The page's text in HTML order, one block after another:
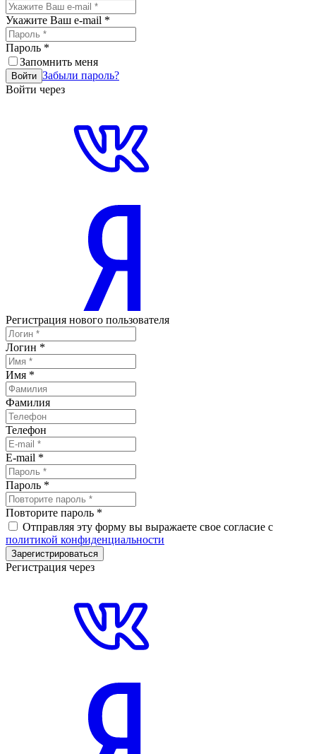
Укажите Ваш e-mail *
Пароль *
Запомнить меня
Войти Забыли пароль?
Войти через
Регистрация нового пользователя
Логин *
Имя *
Фамилия
Телефон
E-mail *
Пароль *
Повторите пароль *
Отправляя эту форму вы выражаете свое согласие с
политикой конфиденциальности
Зарегистрироваться
Регистрация через